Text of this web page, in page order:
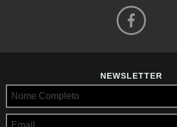
NEWSLETTER